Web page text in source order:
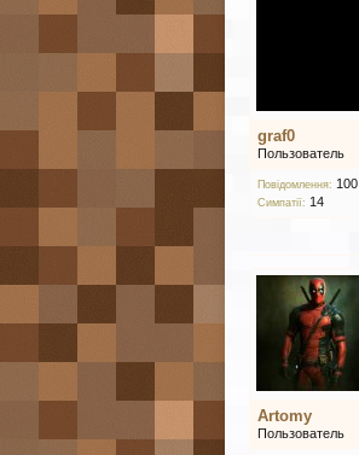
graf0
Пользователь
Повідомлення: 100
Симпатії: 14
Artomy
Пользователь